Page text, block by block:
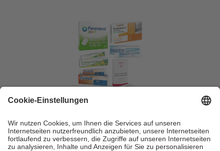
Reiseapotheke für Babys 1 Sparset
1 Sparset
-30% AVP: 48,58 €